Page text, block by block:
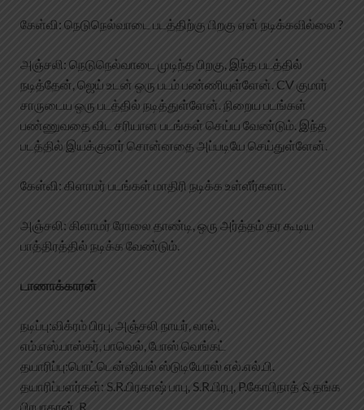
கேள்வி: நெடுநெல்வாடை படத்திற்கு பிறகு ஏன் நடிக்கவில்லை ?
அஞ்சலி: நெடுநெல்வாடை முடிந்த பிறகு, இந்த படத்தில்
நடித்தேன், ஜெய் உடன் ஒரு படம் பண்ணியுள்ளேன். CV குமார்
சாருடைய ஒரு படத்தில் நடித்துள்ளேன். நிறைய படங்கள்
பண்ணுவதை விட சரியான படங்கள் செய்ய வேண்டும். இந்த
படத்தில் இயக்குனர் சொன்னதை அப்படியே செய்துள்ளேன்.
கேள்வி: கிளாமர் படங்கள் மாதிரி நடிக்க உள்ளீர்களா.
அஞ்சலி: கிளாமர் ரோலை தாண்டி, ஒரு அர்த்தம் தர கூடிய
பாத்திரத்தில் நடிக்க வேண்டும்.
டாணாக்காரன்
நடிப்பு​​​​​:​விக்ரம் பிரபு, அஞ்சலி நாயர், லால்,
எம்.எஸ்.பாஸ்கர், பாவெல், போஸ் வெங்கட்
தயாரிப்பு​​​​:​பொட்டென்ஷியல் ஸ்டுடியோஸ் எல்.எல்.பி.
தயாரிப்பளர்கள்: S.R.பிரகாஷ் பாபு, S.R.பிரபு, P.கோபிநாத் & தங்க
பிரபாகரன் .R.